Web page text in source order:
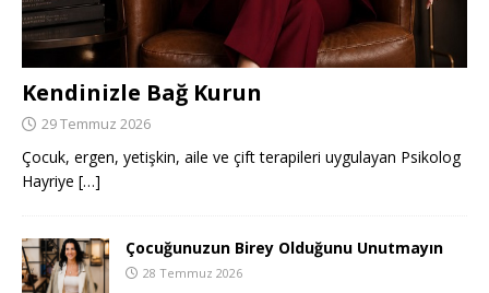
Kendinizle Bağ Kurun
29 Temmuz 2026
Çocuk, ergen, yetişkin, aile ve çift terapileri uygulayan Psikolog
Hayriye […]
Çocuğunuzun Birey Olduğunu Unutmayın
28 Temmuz 2026